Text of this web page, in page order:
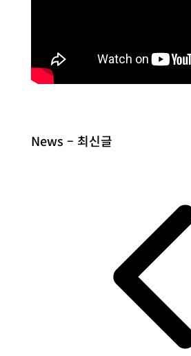
News – 최신글